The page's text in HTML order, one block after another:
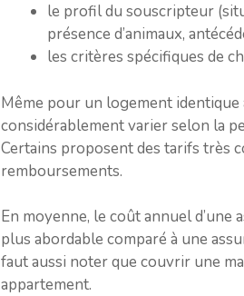
le profil du souscripteur
présence d’animaux,
les critères spécifiques de
Même pour un logement
considérablement varier selon la
Certains proposent des tarifs très
remboursements.
En moyenne, le coût annuel
plus abordable comparé à une
faut aussi noter que couvrir une
appartement.